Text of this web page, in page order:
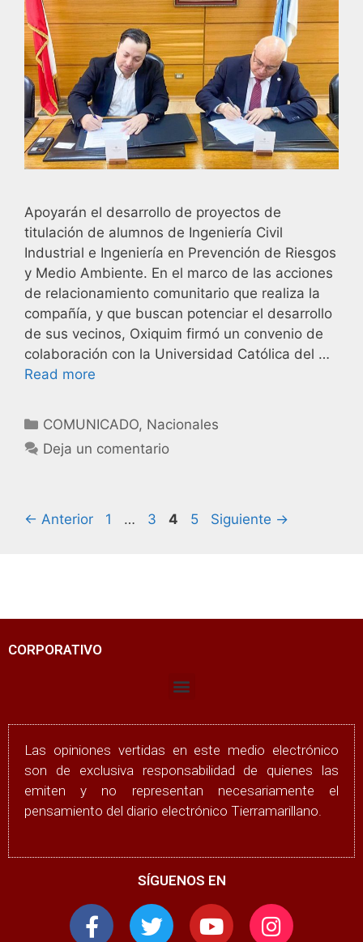
Apoyarán el desarrollo de proyectos de
titulación de alumnos de Ingeniería Civil
Industrial e Ingeniería en Prevención de Riesgos
y Medio Ambiente. En el marco de las acciones
de relacionamiento comunitario que realiza la
compañía, y que buscan potenciar el desarrollo
de sus vecinos, Oxiquim firmó un convenio de
colaboración con la Universidad Católica del …
Read more
COMUNICADO, Nacionales
Deja un comentario
← Anterior 1 … 3 4 5 Siguiente →
CORPORATIVO
Las opiniones vertidas en este medio electrónico
son de exclusiva responsabilidad de quienes las
emiten y no representan necesariamente el
pensamiento del diario electrónico Tierramarillano.
SÍGUENOS EN